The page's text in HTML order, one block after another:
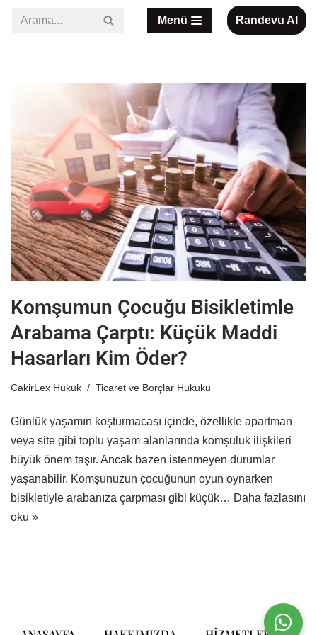
Menü Randevu Al
Komşumun Çocuğu Bisikletimle
Arabama Çarptı: Küçük Maddi
Hasarları Kim Öder?
CakirLex Hukuk Ticaret ve Borçlar Hukuku
Günlük yaşamın koşturmacası içinde, özellikle apartman
veya site gibi toplu yaşam alanlarında komşuluk ilişkileri
büyük önem taşır. Ancak bazen istenmeyen durumlar
yaşanabilir. Komşunuzun çocuğunun oyun oynarken
bisikletiyle arabanıza çarpması gibi küçük… Daha fazlasını
oku »